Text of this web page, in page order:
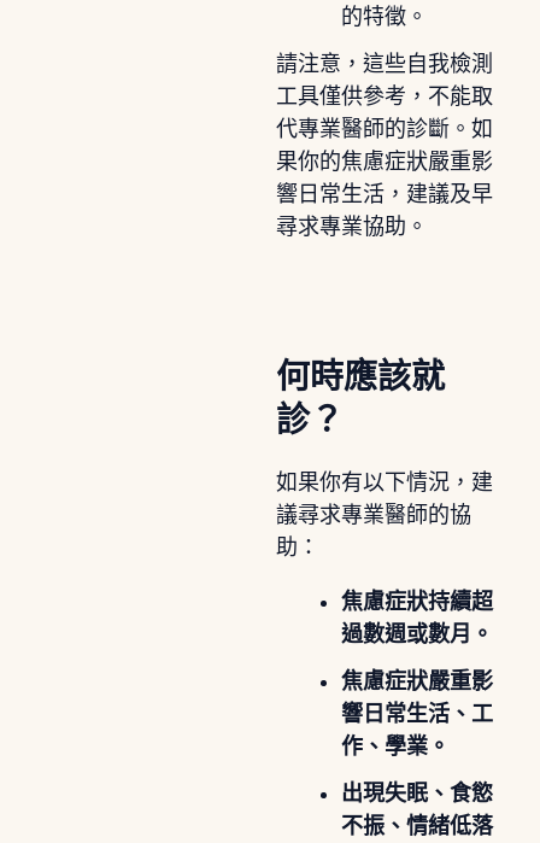
的特徵。
請注意，這些自我檢測
工具僅供參考，不能取
代專業醫師的診斷。如
果你的焦慮症狀嚴重影
響日常生活，建議及早
尋求專業協助。
何時應該就
診？
如果你有以下情況，建
議尋求專業醫師的協
助：
焦慮症狀持續超
過數週或數月。
焦慮症狀嚴重影
響日常生活、工
作、學業。
出現失眠、食慾
不振、情緒低落